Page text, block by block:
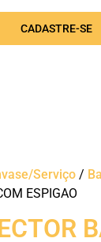
CADASTRE-SE
Serviço/
ESPIGAO